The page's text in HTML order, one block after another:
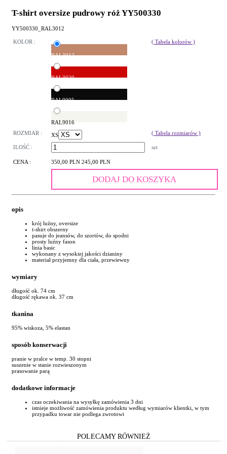
T-shirt oversize pudrowy róż YY500330
YY500330_RAL3012
KOLOR :
RAL3012
RAL3020
RAL9005
RAL9016
( Tabela kolorów )
ROZMIAR : XS ( Tabela rozmiarów )
ILOŚĆ : szt
CENA : 350,00 PLN 245,00 PLN
DODAJ DO KOSZYKA
opis
krój luźny, oversize
t-shirt obszerny
pasuje do jeansów, do szortów, do spodni
prosty luźny fason
linia basic
wykonany z wysokiej jakości dzianiny
materiał przyjemny dla ciała, przewiewny
wymiary
długość ok. 74 cm
długość rękawa ok. 37 cm
tkanina
95% wiskoza, 5% elastan
sposób konserwacji
pranie w pralce w temp. 30 stopni
suszenie w stanie rozwieszonym
prasowanie parą
dodatkowe informacje
czas oczekiwania na wysyłkę zamówienia 3 dni
istnieje możliwość zamówienia produktu według wymiarów klientki, w tym
przypadku towar nie podlega zwrotowi
POLECAMY RÓWNIEŻ